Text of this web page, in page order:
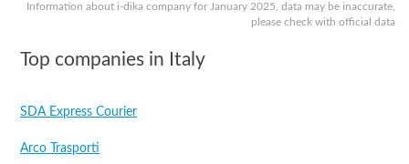
Information about i-dika company for January 2025, data may be inaccurate,
please check with official data
Top companies in Italy
SDA Express Courier
Arco Trasporti